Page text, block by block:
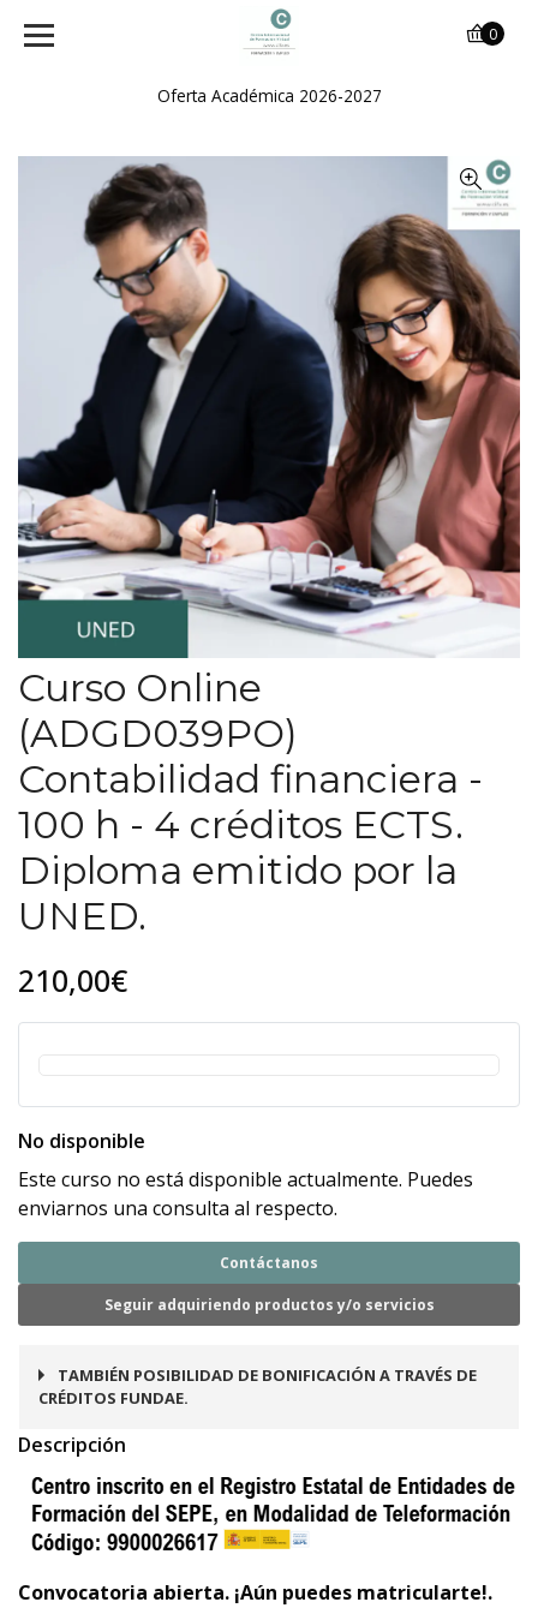
Oferta Académica 2026-2027
0
Curso Online
(ADGD039PO)
Contabilidad financiera -
100 h - 4 créditos ECTS.
Diploma emitido por la
UNED.
210,00€
No disponible
Este curso no está disponible actualmente. Puedes
enviarnos una consulta al respecto.
Contáctanos
Seguir adquiriendo productos y/o servicios
TAMBIÉN POSIBILIDAD DE BONIFICACIÓN A TRAVÉS DE
CRÉDITOS FUNDAE.
Descripción
Convocatoria abierta. ¡Aún puedes matricularte!.